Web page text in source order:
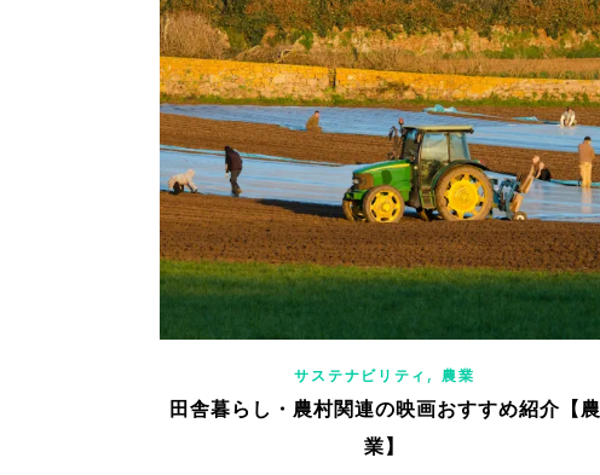
サステナビリティ ,農業
田舎暮らし・農村関連の映画おすすめ紹介【農
業】